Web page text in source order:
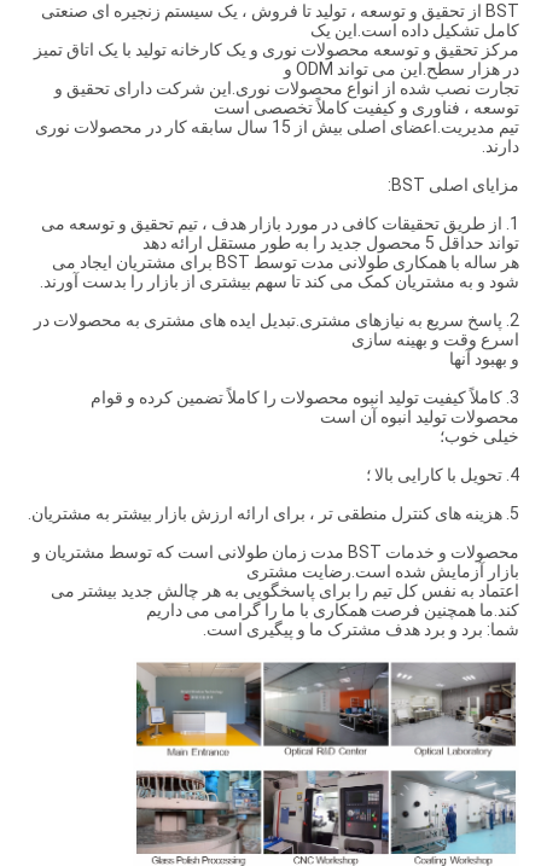
BST از تحقیق و توسعه ، تولید تا فروش ، یک سیستم زنجیره ای صنعتی
کامل تشکیل داده است.این یک
مرکز تحقیق و توسعه محصولات نوری و یک کارخانه تولید با یک اتاق تمیز
در هزار سطح.این می تواند ODM و
تجارت نصب شده از انواع محصولات نوری.این شرکت دارای تحقیق و
توسعه ، فناوری و کیفیت کاملاً تخصصی است
تیم مدیریت.اعضای اصلی بیش از 15 سال سابقه کار در محصولات نوری
دارند.
مزایای اصلی BST:
1. از طریق تحقیقات کافی در مورد بازار هدف ، تیم تحقیق و توسعه می
تواند حداقل 5 محصول جدید را به طور مستقل ارائه دهد
هر ساله با همکاری طولانی مدت توسط BST برای مشتریان ایجاد می
شود و به مشتریان کمک می کند تا سهم بیشتری از بازار را بدست آورند.
2. پاسخ سریع به نیازهای مشتری.تبدیل ایده های مشتری به محصولات در
اسرع وقت و بهینه سازی
و بهبود آنها
3. كاملاً كیفیت تولید انبوه محصولات را كاملاً تضمین كرده و قوام
محصولات تولید انبوه آن است
خیلی خوب؛
4. تحویل با کارایی بالا ؛
5. هزینه های کنترل منطقی تر ، برای ارائه ارزش بازار بیشتر به مشتریان.
محصولات و خدمات BST مدت زمان طولانی است که توسط مشتریان و
بازار آزمایش شده است.رضایت مشتری
اعتماد به نفس کل تیم را برای پاسخگویی به هر چالش جدید بیشتر می
کند.ما همچنین فرصت همکاری با ما را گرامی می داریم
شما: برد و برد هدف مشترک ما و پیگیری است.